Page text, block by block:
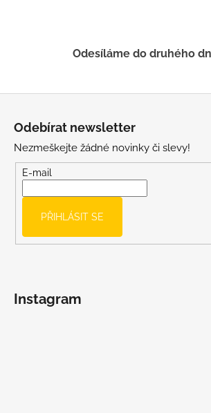
p
u
Odesíláme do druhého
Odebírat newsletter
Nezmeškejte žádné novinky či slevy!
E-mail
PŘIHLÁSIT SE
Instagram